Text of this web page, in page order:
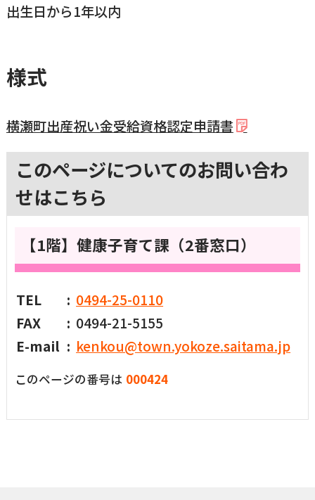
出生日から1年以内
様式
横瀬町出産祝い金受給資格認定申請書
このページについてのお問い合わ
せはこちら
【1階】健康子育て課（2番窓口）
TEL
0494-25-0110
FAX
0494-21-5155
E-mail
kenkou@town.yokoze.saitama.jp
このページの番号は 000424